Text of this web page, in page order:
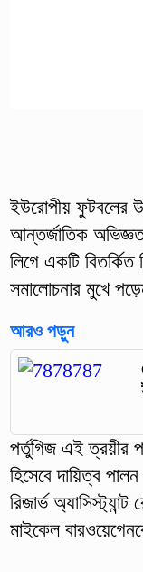
ইউরোপীয় ফুটবলের
আন্তর্জাতিক
লিগে একটি বিতর্কিত
সমালোচনার মুখে
আরও পড়ুন
পর্তুগিজ এই ত্রয়ীর
হিসেবে দায়িত্ব
রিজার্ভ অ্যাসিস্ট্যান্ট
মাইকেল